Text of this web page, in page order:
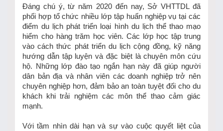
Đáng chú ý, từ năm 2020 đến nay, Sở VHTTDL đã
phối hợp tổ chức nhiều lớp tập huấn nghiệp vụ tại các
điểm du lịch phát triển loại hình du lịch thể thao mạo
hiểm cho hàng trăm học viên. Các lớp học tập trung
vào cách thức phát triển du lịch cộng đồng, kỹ năng
hướng dẫn tập luyện và đặc biệt là chuyên môn cứu
hộ. Những lớp đào tạo ngắn hạn này đã giúp người
dân bản địa và nhân viên các doanh nghiệp trở nên
chuyên nghiệp hơn, đảm bảo an toàn tuyệt đối cho du
khách khi trải nghiệm các môn thể thao cảm giác
mạnh.
Với tầm nhìn dài hạn và sự vào cuộc quyết liệt của